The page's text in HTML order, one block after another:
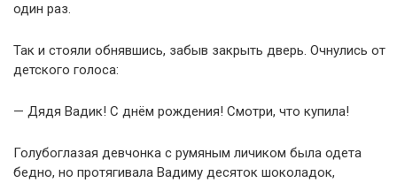
один раз.
Так и стояли обнявшись, забыв закрыть дверь. Очнулись от
детского голоса:
— Дядя Вадик! С днём рождения! Смотри, что купила!
Голубоглазая девчонка с румяным личиком была одета
бедно, но протягивала Вадиму десяток шоколадок,